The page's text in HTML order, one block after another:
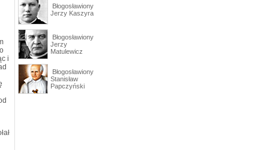
i
Błogosławiony
Jerzy Kaszyra
Błogosławiony
Jerzy
Matulewicz
Błogosławiony
Stanisław
Papczyński